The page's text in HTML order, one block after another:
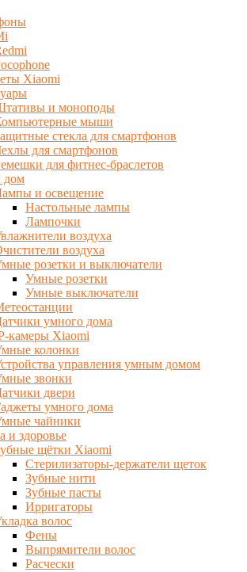
Xiaomi
и моноподы
мыши
стекла для смартфонов
для смартфонов
для фитнес-браслетов
дом
и освещение
Настольные лампы
Лампочки
воздуха
воздуха
розетки и выключатели
Умные розетки
Умные выключатели
умного дома
камеры Xiaomi
колонки
управления умным домом
звонки
двери
умного дома
чайники
и здоровье
щётки Xiaomi
Стерилизаторы-держатели щеток
Зубные нити
Зубные пасты
Ирригаторы
волос
Фены
Выпрямители волос
Расчески